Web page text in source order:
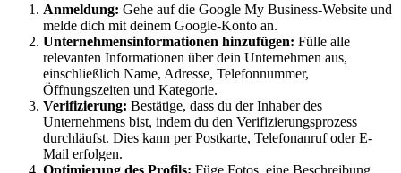
Anmeldung: Gehe auf die Google My Business-Website und
melde dich mit deinem Google-Konto an.
Unternehmensinformationen hinzufügen: Fülle alle
relevanten Informationen über dein Unternehmen aus,
einschließlich Name, Adresse, Telefonnummer,
Öffnungszeiten und Kategorie.
Verifizierung: Bestätige, dass du der Inhaber des
Unternehmens bist, indem du den Verifizierungsprozess
durchläufst. Dies kann per Postkarte, Telefonanruf oder E-
Mail erfolgen.
Optimierung des Profils: Füge Fotos, eine Beschreibung